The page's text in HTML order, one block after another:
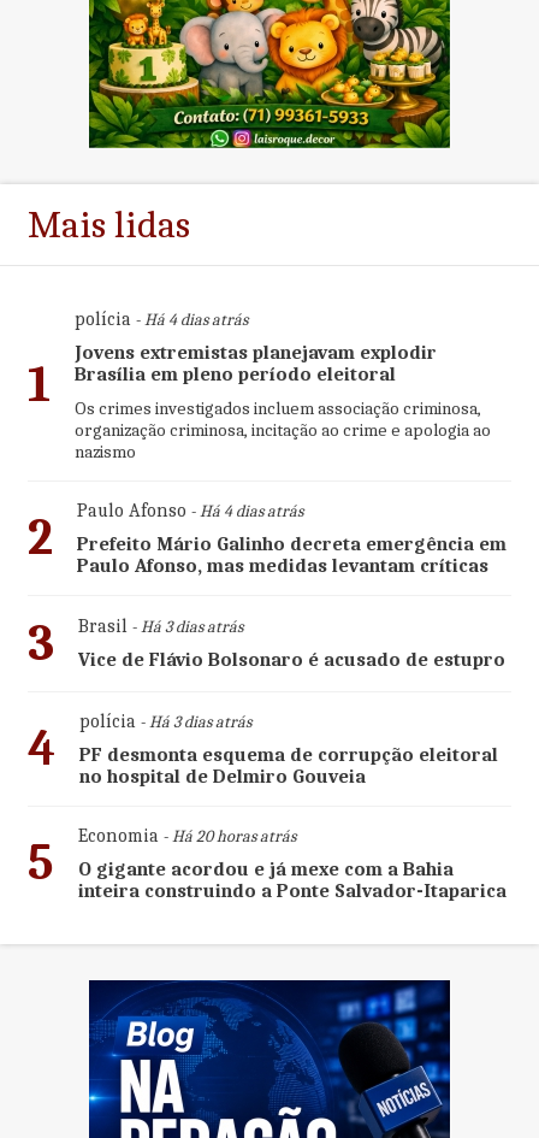
Mais lidas
1
polícia- Há 4 dias atrás
Jovens extremistas planejavam explodir
Brasília em pleno período eleitoral
Os crimes investigados incluem associação criminosa,
organização criminosa, incitação ao crime e apologia ao
nazismo
2 Paulo Afonso - Há 4 dias atrás
Prefeito Mário Galinho decreta emergência em
Paulo Afonso, mas medidas levantam críticas
3 Brasil- Há 3 dias atrás
Vice de Flávio Bolsonaro é acusado de estupro
4 polícia- Há 3 dias atrás
PF desmonta esquema de corrupção eleitoral
no hospital de Delmiro Gouveia
5 Economia- Há 20 horas atrás
O gigante acordou e já mexe com a Bahia
inteira construindo a Ponte Salvador-Itaparica